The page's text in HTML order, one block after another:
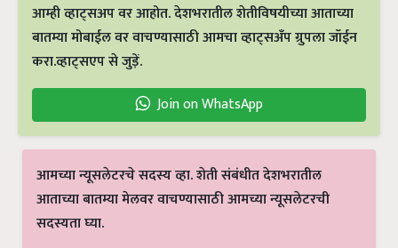
आम्ही व्हाट्सअप वर आहोत. देशभरातील शेतीविषयीच्या आताच्या
बातम्या मोबाईल वर वाचण्यासाठी आमचा व्हाट्सअँप ग्रुपला जॉईन
करा.व्हाट्सएप से जुड़ें.
Join on WhatsApp
आमच्या न्यूसलेटरचे सदस्य व्हा. शेती संबंधीत देशभरातील
आताच्या बातम्या मेलवर वाचण्यासाठी आमच्या न्यूसलेटरची
सदस्यता घ्या.